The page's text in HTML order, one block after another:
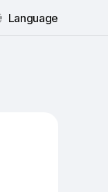
Language